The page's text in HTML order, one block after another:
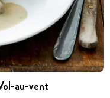
au-vent